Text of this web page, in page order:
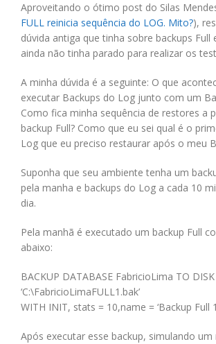
Aproveitando o ótimo post do Silas
FULL reinicia sequência do LOG. Mito?),
dúvida antiga que tinha sobre backups Full
ainda não tinha parado para realizar os
A minha dúvida é a seguinte: O que
executar Backups do Log junto com um
Como fica minha sequência de restores a
backup Full? Como que eu sei qual é o
Log que eu preciso restaurar após o meu
Suponha que seu ambiente tenha um
pela manha e backups do Log a cada 10
dia.
Pela manhã é executado um backup Full
abaixo:
BACKUP DATABASE FabricioLima TO
‘C:\FabricioLimaFULL1.bak’
WITH INIT, stats = 10,name = ‘Backup Full
Após executar esse backup, simulando um